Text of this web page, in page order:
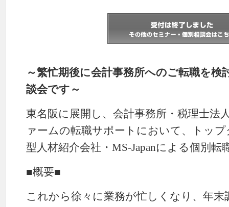
～繁忙期後に会計事務所へのご転職を検
談会です～
東名阪に展開し、会計事務所・税理士法
ァームの転職サポートにおいて、トッ
型人材紹介会社・MS-Japanによる個別転
■概要■
これから徐々に業務が忙しくなり、年末